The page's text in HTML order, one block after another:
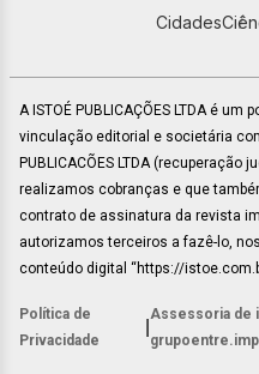
Cidades
A ISTOÉ PUBLICAÇÕES LTDA é
vinculação editorial e societária com
PUBLICACÕES LTDA
realizamos cobranças e que
contrato de assinatura da revista
autorizamos terceiros a fazê-lo,
conteúdo digital “https://
Política de
Privacidade
Assessoria de